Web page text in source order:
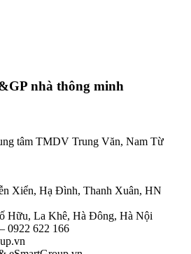
nhà thông minh
tâm TMDV Trung Văn, Nam Từ
Xiển, Hạ Đình, Thanh Xuân, HN
Hữu, La Khê, Hà Đông, Hà Nội
0922 622 166